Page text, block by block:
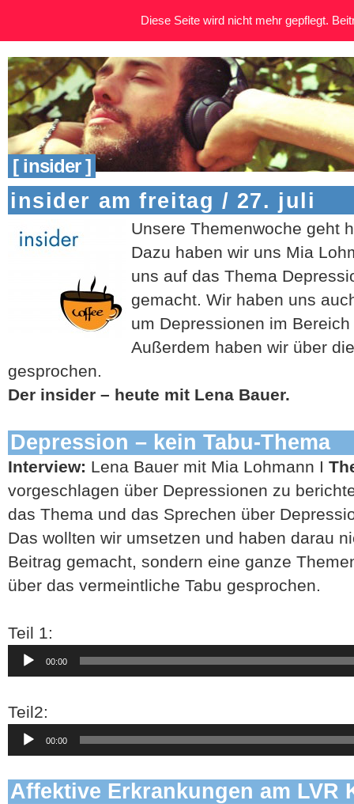
[ insider ]
insider am freitag / 27. juli
Unsere Themenwoche geht
Dazu haben wir uns Mia
uns auf das Thema
gemacht. Wir haben uns
um Depressionen im
Außerdem haben wir über
gesprochen.
Der insider – heute mit Lena Bauer.
Depression – kein Tabu-Thema
Interview: Lena Bauer mit Mia Lohmann I
vorgeschlagen über Depressionen zu
das Thema und das Sprechen über
Das wollten wir umsetzen und haben darau
Beitrag gemacht, sondern eine ganze
über das vermeintliche Tabu gesprochen.
Teil 1:
Audio-
Player
00:00
Teil2:
Audio-
Player
00:00
Affektive Erkrankungen am LVR
Diese Seite wird nicht mehr gepflegt.